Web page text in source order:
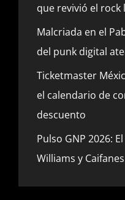
que revivió el rock
Malcriada en el
del punk digital
Ticketmaster
el calendario de
descuento
Pulso GNP 2026:
Williams y